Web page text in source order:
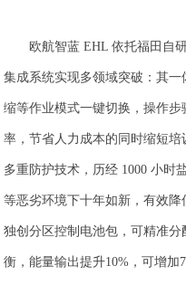
欧航智蓝 EHL 依托福田自
集成系统实现多领域突破：其
缩等作业模式一键切换，操作
率，节省人力成本的同时缩短
多重防护技术，历经 1000 小时
等恶劣环境下十年如新，有效
独创分区控制电池包，可精准
衡，能量输出提升10%，可增加